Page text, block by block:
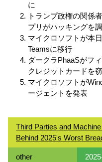
に
トランプ政権の関係
プリがハッキングを
マイクロソフトが本
Teamsに移行
ダークラPhaaSがフ
クレジットカードを
マイクロソフトが
ージェントを発表
Third Parties and
Behind 2025's Worst
other